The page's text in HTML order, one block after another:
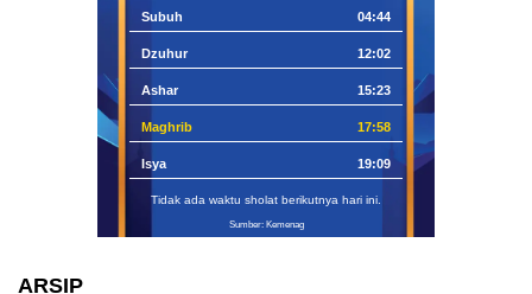
Subuh 04:44
Dzuhur 12:02
Ashar 15:23
Maghrib 17:58
Isya 19:09
Tidak ada waktu sholat berikutnya hari ini.
Sumber: Kemenag
ARSIP